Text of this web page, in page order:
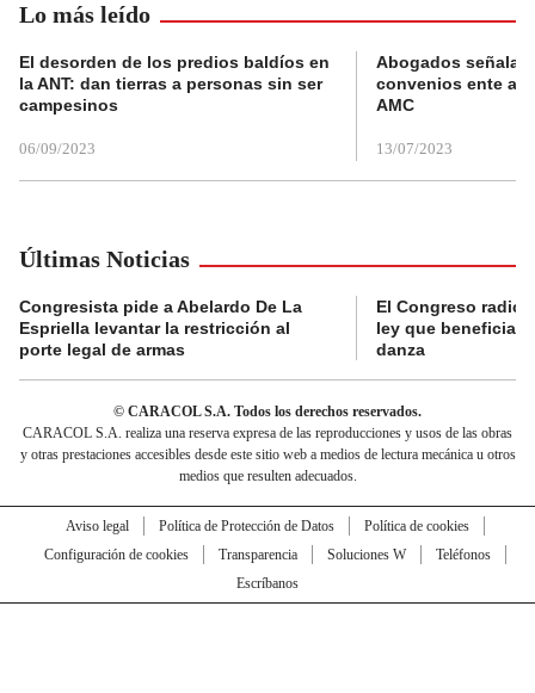
Lo más leído
El desorden de los predios baldíos en
la ANT: dan tierras a personas sin ser
campesinos
06/09/2023
Abogados
convenios ente
AMC
13/07/2023
Últimas Noticias
Congresista pide a Abelardo De La
Espriella levantar la restricción al
porte legal de armas
El Congreso
ley que beneficia
danza
© CARACOL S.A. Todos los derechos reservados.
CARACOL S.A. realiza una reserva expresa de las reproducciones y usos de las obras
y otras prestaciones accesibles desde este sitio web a medios de lectura mecánica u otros
medios que resulten adecuados.
Aviso legal Política de Protección de Datos
Política de cookies
Configuración de cookies
Transparencia Soluciones W
Teléfonos
Escríbanos